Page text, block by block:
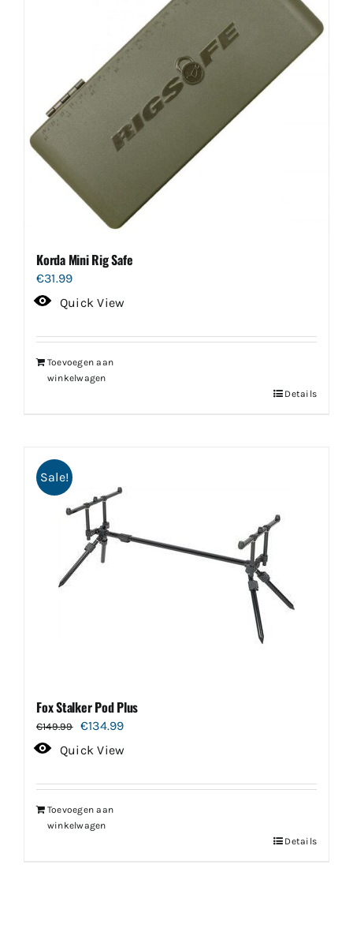
Korda Mini Rig Safe
€31.99
Quick View
Toevoegen aan
winkelwagen
Details
Sale!
Fox Stalker Pod Plus
€149.99
Oorspronkelijke
prijs
€149.99.
€134.99Huidige
prijs
€134.99.
Quick View
Toevoegen aan
winkelwagen
Details